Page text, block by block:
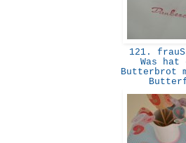
121.
Was hat
Butterbrot